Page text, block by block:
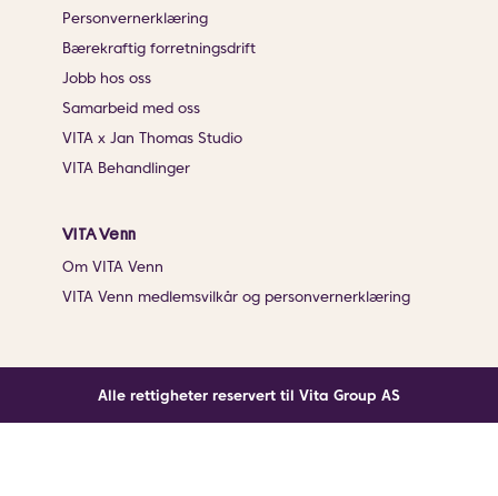
Personvernerklæring
Bærekraftig forretningsdrift
Jobb hos oss
Samarbeid med oss
VITA x Jan Thomas Studio
VITA Behandlinger
VITA Venn
Om VITA Venn
VITA Venn medlemsvilkår og personvernerklæring
Alle rettigheter reservert til Vita Group AS